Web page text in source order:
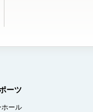
ーツ
ール